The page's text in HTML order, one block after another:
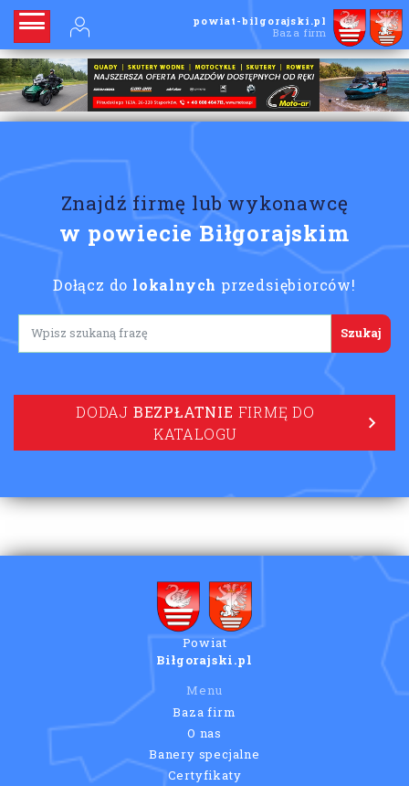
powiat-bilgorajski.pl
Baza firm
Znajdź firmę lub wykonawcę
w powiecie Biłgorajskim
Dołącz do lokalnych przedsiębiorców!
Lorem ipsum
DODAJ BEZPŁATNIE FIRMĘ DO
KATALOGU
Powiat
Biłgorajski.pl
Menu
Baza firm
O nas
Banery specjalne
Certyfikaty